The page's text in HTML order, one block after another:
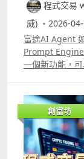
程式交易
威) ・2026-
富途AI Agent
Prompt
一個新功能，
AI」，用自然
策略像過去大
可以自行再改
偽代碼，意思
西。若果你用
創富坊